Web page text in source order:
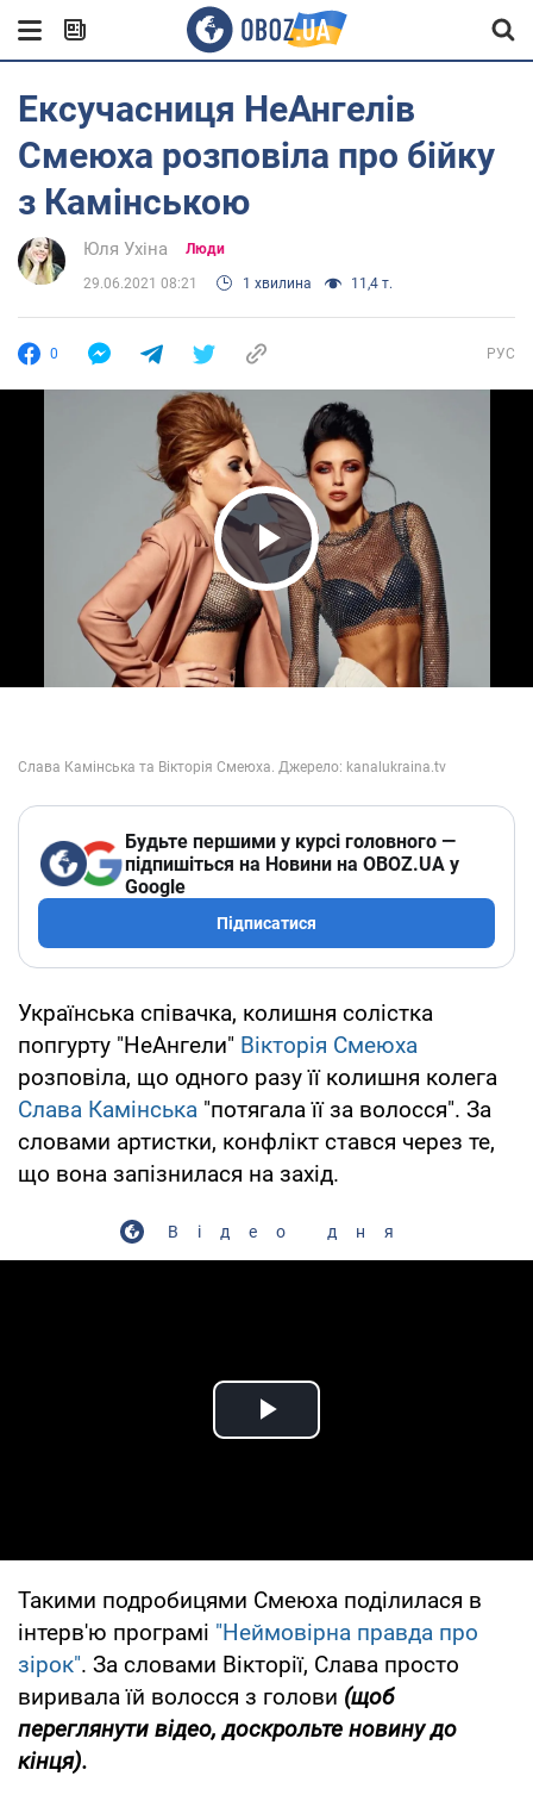
Ексучасниця НеАнгелів
Смеюха розповіла про бійку
з Камінською
Юля Ухіна Люди
29.06.2021 08:21 1 хвилина 11,4 т.
0 РУС
Play Video
Будьте першими у курсі головного —
підпишіться на Новини на OBOZ.UA у
Google
Підписатися
Українська співачка, колишня солістка
попгурту "НеАнгели" Вікторія Смеюха
розповіла, що одного разу її колишня колега
Слава Камінська "потягала її за волосся". За
словами артистки, конфлікт стався через те,
що вона запізнилася на захід.
Відео дня
Play Video
Такими подробицями Смеюха поділилася в
інтерв'ю програмі "Неймовірна правда про
зірок". За словами Вікторії, Слава просто
виривала їй волосся з голови (щоб
переглянути відео, доскрольте новину до
кінця).